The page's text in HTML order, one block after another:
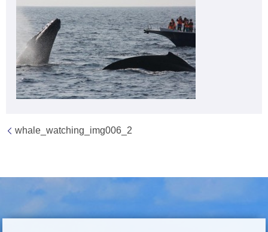
whale_watching_img006_2